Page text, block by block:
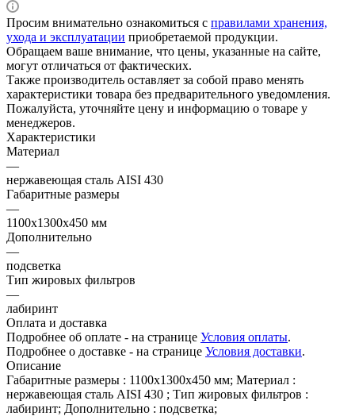
Просим внимательно ознакомиться с правилами хранения,
ухода и эксплуатации приобретаемой продукции.
Обращаем ваше внимание, что цены, указанные на сайте,
могут отличаться от фактических.
Также производитель оставляет за собой право менять
характеристики товара без предварительного уведомления.
Пожалуйста, уточняйте цену и информацию о товаре у
менеджеров.
Характеристики
Материал
—
нержавеющая сталь AISI 430
Габаритные размеры
—
1100х1300х450 мм
Дополнительно
—
подсветка
Тип жировых фильтров
—
лабиринт
Оплата и доставка
Подробнее об оплате - на странице Условия оплаты.
Подробнее о доставке - на странице Условия доставки.
Описание
Габаритные размеры : 1100х1300х450 мм; Материал :
нержавеющая сталь AISI 430 ; Тип жировых фильтров :
лабиринт; Дополнительно : подсветка;